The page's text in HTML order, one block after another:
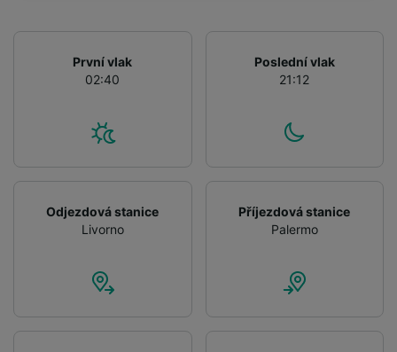
První vlak
02:40
Poslední vlak
21:12
Odjezdová stanice
Livorno
Příjezdová stanice
Palermo
device characteristics for identification. Store
and/or access information on a device.
audience research and services development.
List of Partners